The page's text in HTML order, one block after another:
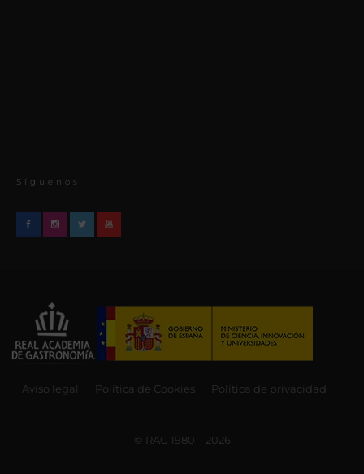
Síguenos
Aviso legal Política de Cookies Política de privacidad
© RAG 1980 – 2026